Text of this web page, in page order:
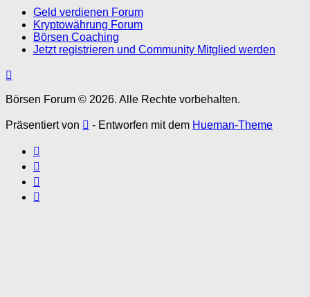
Geld verdienen Forum
Kryptowährung Forum
Börsen Coaching
Jetzt registrieren und Community Mitglied werden
Börsen Forum © 2026. Alle Rechte vorbehalten.
Präsentiert von - Entworfen mit dem Hueman-Theme